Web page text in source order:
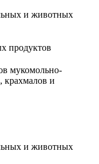
и животных
продуктов
мукомольно-
и
и животных